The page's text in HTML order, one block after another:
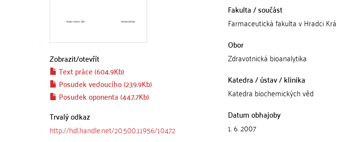
Zobrazit/otevřít
Text práce (604.9Kb)
Posudek vedoucího (239.9Kb)
Posudek oponenta (447.7Kb)
Trvalý odkaz
http://hdl.handle.net/20.500.11956/10472
Fakulta / součást
Farmaceutická fakulta v Hradci
Obor
Zdravotnická bioanalytika
Katedra / ústav / klinika
Katedra biochemických věd
Datum obhajoby
1. 6. 2007